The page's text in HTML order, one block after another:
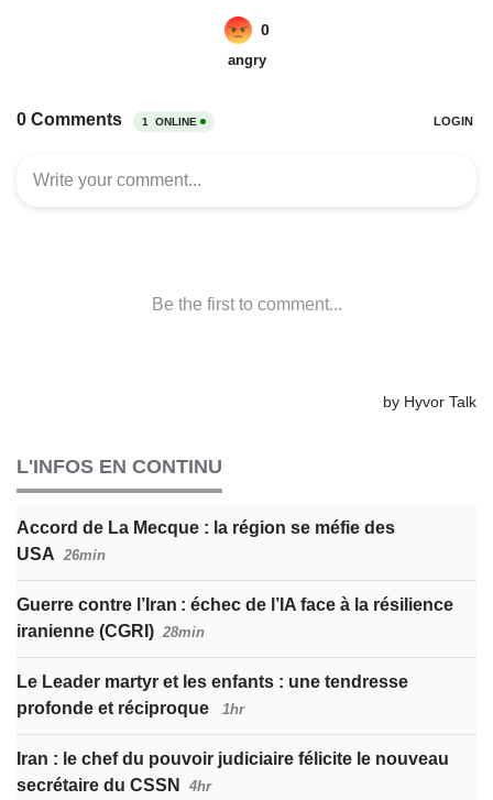
L'INFOS EN CONTINU
Accord de La Mecque : la région se méfie des
USA 26min
Guerre contre l’Iran : échec de l’IA face à la résilience
iranienne (CGRI) 28min
Le Leader martyr et les enfants : une tendresse
profonde et réciproque
1hr
Iran : le chef du pouvoir judiciaire félicite le nouveau
secrétaire du CSSN
4hr